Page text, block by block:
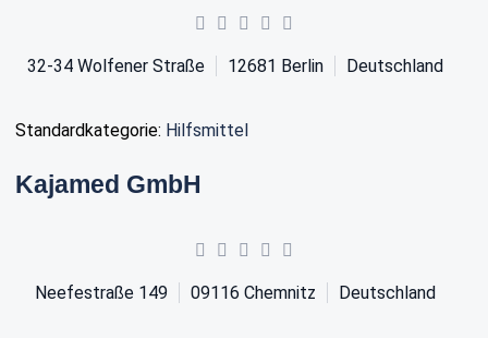
32-34 Wolfener Straße 12681 Berlin Deutschland
Standardkategorie: Hilfsmittel
Kajamed GmbH
Neefestraße 149 09116 Chemnitz Deutschland